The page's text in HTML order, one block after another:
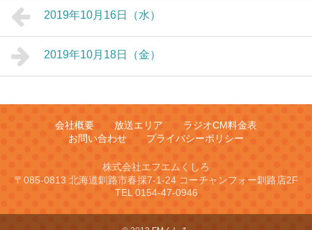
2019年10月16日（水）
2019年10月18日（金）
会社概要 放送エリア
ラジオCM料金表
お問い合わせ
プライバシーポリシー
株式会社エフエムくしろ
〒085-0813 北海道釧路市春採7-1-24 コーチャンフォー釧路店2F
TEL 0154-47-0946